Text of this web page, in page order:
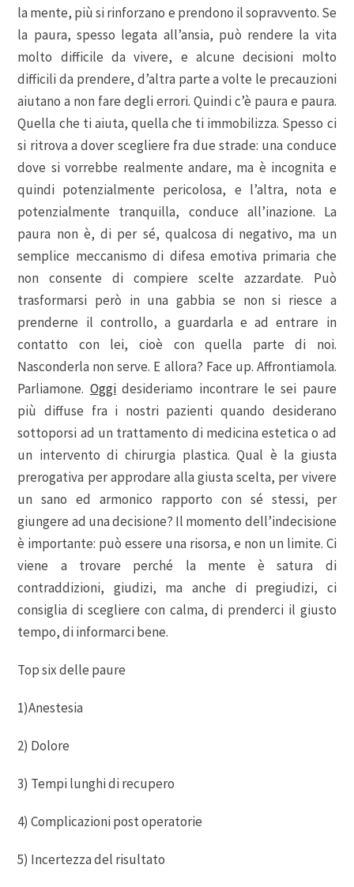
la mente, più si rinforzano e prendono il sopravvento. Se
la paura, spesso legata all’ansia, può rendere la vita
molto difficile da vivere, e alcune decisioni molto
difficili da prendere, d’altra parte a volte le precauzioni
aiutano a non fare degli errori. Quindi c’è paura e paura.
Quella che ti aiuta, quella che ti immobilizza. Spesso ci
si ritrova a dover scegliere fra due strade: una conduce
dove si vorrebbe realmente andare, ma è incognita e
quindi potenzialmente pericolosa, e l’altra, nota e
potenzialmente tranquilla, conduce all’inazione. La
paura non è, di per sé, qualcosa di negativo, ma un
semplice meccanismo di difesa emotiva primaria che
non consente di compiere scelte azzardate. Può
trasformarsi però in una gabbia se non si riesce a
prenderne il controllo, a guardarla e ad entrare in
contatto con lei, cioè con quella parte di noi.
Nasconderla non serve. E allora? Face up. Affrontiamola.
Parliamone. Oggidesideriamo incontrare le sei paure
più diffuse fra i nostri pazienti quando desiderano
sottoporsi ad un trattamento di medicina estetica o ad
un intervento di chirurgia plastica. Qual è la giusta
prerogativa per approdare alla giusta scelta, per vivere
un sano ed armonico rapporto con sé stessi, per
giungere ad una decisione? Il momento dell’indecisione
è importante: può essere una risorsa, e non un limite. Ci
viene a trovare perché la mente è satura di
contraddizioni, giudizi, ma anche di pregiudizi, ci
consiglia di scegliere con calma, di prenderci il giusto
tempo, di informarci bene.
Top six delle paure
1)Anestesia
2) Dolore
3) Tempi lunghi di recupero
4) Complicazioni post operatorie
5) Incertezza del risultato